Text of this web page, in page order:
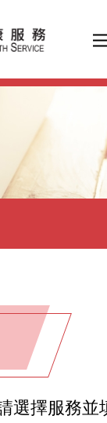
選擇服務並